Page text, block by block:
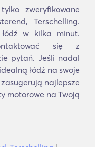
zweryfikowane
Terschelling.
w kilka minut.
się z
pytań. Jeśli nadal
łódź na swoje
najlepsze
motorowe na Twoją